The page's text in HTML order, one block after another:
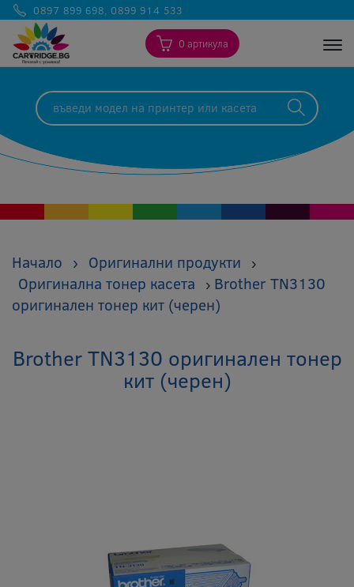
0897 899 698, 0899 914 533
0 артикула
Начало › Оригинални продукти ›
Оригинална тонер касета › Brother TN3130
оригинален тонер кит (черен)
Brother TN3130 оригинален тонер
кит (черен)